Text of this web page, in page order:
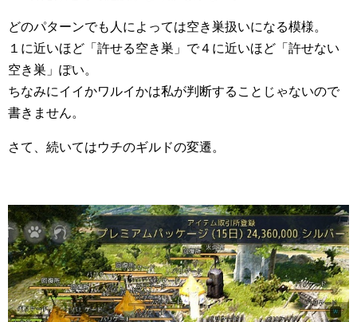
どのパターンでも人によっては空き巣扱いになる模様。
１に近いほど「許せる空き巣」で４に近いほど「許せない
空き巣」ぽい。
ちなみにイイかワルイかは私が判断することじゃないので
書きません。
さて、続いてはウチのギルドの変遷。